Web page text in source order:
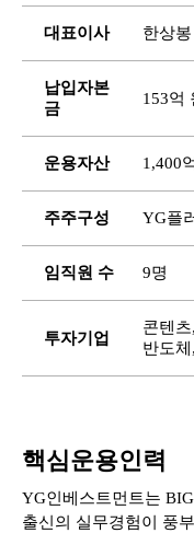
대표이사 한상봉
납입자본
금
153억
운용자산 1,400
주주구성 YG플
임직원 수 9명
투자기업
콘텐
반도
핵심운용인력
YG인베스트먼트는
출신의 실무경험이 풍